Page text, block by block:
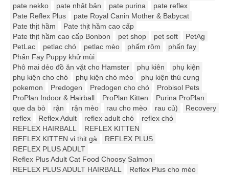
pate nekko
pate nhật bản pate purina
pate reflex
Pate Reflex Plus
pate Royal Canin Mother & Babycat
Pate thịt hầm
Pate thịt hầm cao cấp
Pate thịt hầm cao cấp Bonbon
pet shop pet soft
PetAg
PetLac
petlac chó petlac mèo phấm rôm
phấn fay
Phấn Fay Puppy khử mùi
Phô mai dẻo đồ ăn vặt cho Hamster
phụ kiên
phụ kiện
phụ kiện cho chó
phụ kiện chó mèo
phụ kiện thú cưng
pokemon
Predogen Predogen cho chó
Probisol Pets
ProPlan Indoor & Hairball
ProPlan Kitten
Purina ProPlan
que da bò
rận rận mèo rau cho mèo rau củ)
Recovery
reflex
Reflex Adult reflex adult chó
reflex chó
REFLEX HAIRBALL
REFLEX KITTEN
REFLEX KITTEN vị thịt gà
REFLEX PLUS
REFLEX PLUS ADULT
Reflex Plus Adult Cat Food Choosy Salmon
REFLEX PLUS ADULT HAIRBALL
Reflex Plus cho mèo